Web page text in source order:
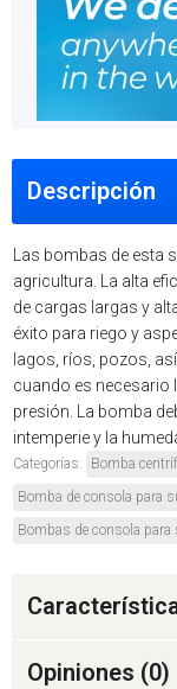
Descripción
Las bombas de esta
agricultura. La alta
de cargas largas y
éxito para riego y
lagos, ríos, pozos,
cuando es necesario
presión. La bomba
intemperie y la
Categorías:
Bomba
Bomba de consola para
Bombas de consola
Opiniones (0)